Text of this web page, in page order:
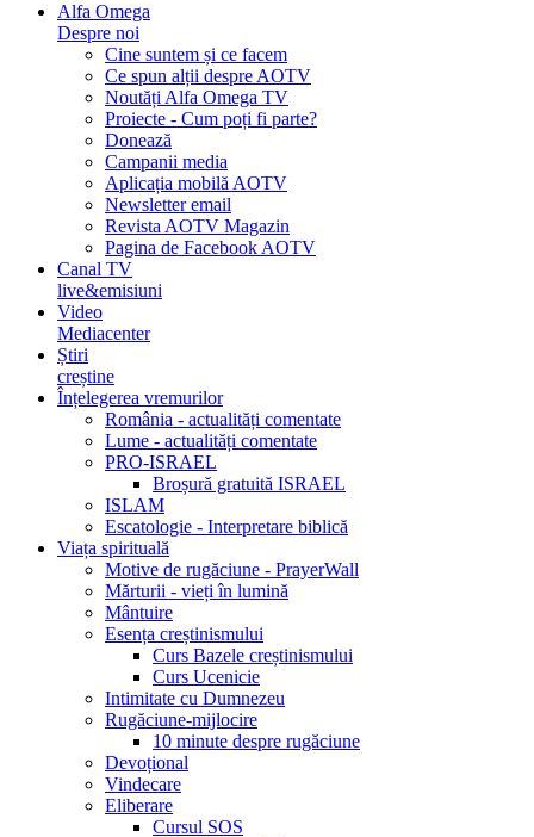
Alfa Omega
Despre noi
Cine suntem și ce facem
Ce spun alții despre AOTV
Noutăți Alfa Omega TV
Proiecte - Cum poți fi parte?
Donează
Campanii media
Aplicația mobilă AOTV
Newsletter email
Revista AOTV Magazin
Pagina de Facebook AOTV
Canal TV
live&emisiuni
Video
Mediacenter
Știri
creștine
Înțelegerea vremurilor
România - actualități comentate
Lume - actualități comentate
PRO-ISRAEL
Broșură gratuită ISRAEL
ISLAM
Escatologie - Interpretare biblică
Viața spirituală
Motive de rugăciune - PrayerWall
Mărturii - vieți în lumină
Mântuire
Esența creștinismului
Curs Bazele creștinismului
Curs Ucenicie
Intimitate cu Dumnezeu
Rugăciune-mijlocire
10 minute despre rugăciune
Devoțional
Vindecare
Eliberare
Cursul SOS